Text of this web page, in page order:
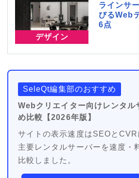
デザイン
ラインサ
びるWeb
6点
SeleQt編集部のおすすめ
Webクリエイター向けレンタル
め比較【2026年版】
サイトの表示速度はSEOとCVR
主要レンタルサーバーを速度・
比較しました。